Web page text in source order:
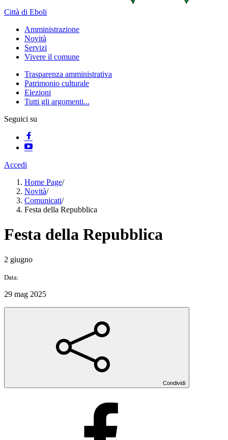
Città di Eboli
Amministrazione
Novità
Servizi
Vivere il comune
Trasparenza amministrativa
Patrimonio culturale
Elezioni
Tutti gli argomenti...
Seguici su
Accedi
Home Page/
Novità/
Comunicati/
Festa della Repubblica
Festa della Repubblica
2 giugno
Data:
29 mag 2025
Condividi